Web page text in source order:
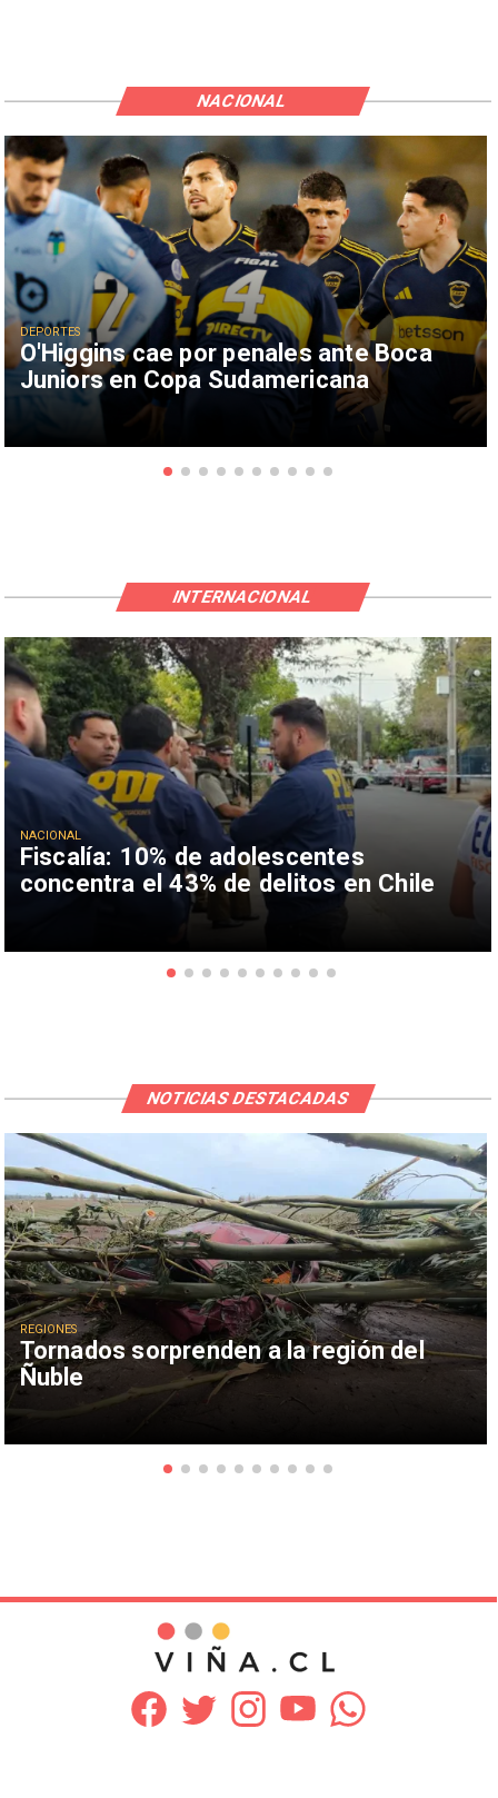
O'Higgins cae por penales ante Boca
Juniors en Copa Sudamericana
DEPORTES
NACIONAL
Fiscalía: 10% de adolescentes
concentra el 43% de delitos en Chile
NACIONAL
INTERNACIONAL
Tornados sorprenden a la región del
Ñuble
REGIONES
NOTICIAS DESTACADAS